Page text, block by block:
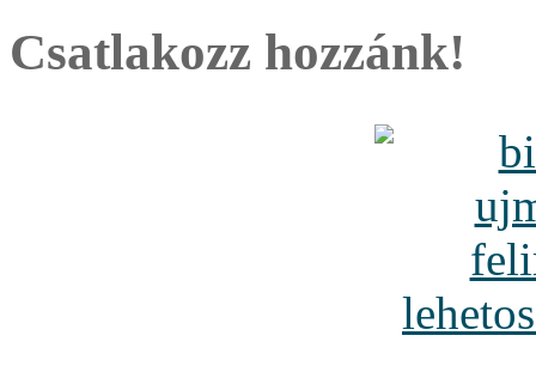
Csatlakozz hozzánk!